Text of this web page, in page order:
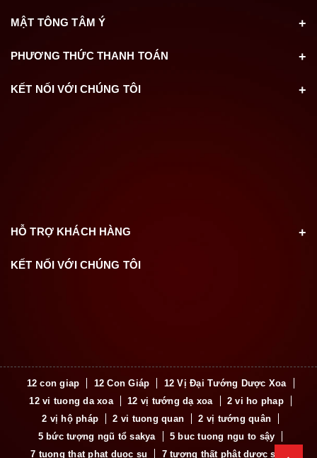
MẬT TÔNG TÂM Ý
PHƯƠNG THỨC THANH TOÁN
KẾT NỐI VỚI CHÚNG TÔI
HỖ TRỢ KHÁCH HÀNG
KẾT NỐI VỚI CHÚNG TÔI
12 con giap 12 Con Giáp
12 Vị Đại Tướng Dược Xoa
12 vi tuong da xoa
12 vị tướng dạ xoa
2 vi ho phap
2 vị hộ pháp
2 vi tuong quan
2 vị tướng quân
5 bức tượng ngũ tổ sakya
5 buc tuong ngu to sậy
7 tuong that phat duoc su
7 tượng thất phật dược sư